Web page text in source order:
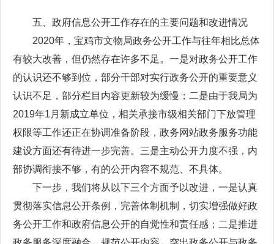
五、政府信息公开工作存在的主要问题和改进情况
2020年，宝鸡市文物局政务公开工作与往年相比总体
有较大改善，但仍然存在许多不足。一是对政务公开工作
的认识还不够到位，部分干部对实行政务公开的重要意义
认识不足，部分栏目内容更新较为缓慢；二是由于我局为
2019年1月新成立单位，相关承接市级相关部门下放管理
权限等工作还正在协调准备阶段，政务网站政务服务功能
建设方面还有待进一步完善。三是主动公开力度不强，内
部协调衔接不够，有的公开内容不规范、不具体。
下一步，我们将从以下三个方面予以改进，一是认真
贯彻落实信息公开条例，完善体制机制，切实增强做好政
务公开工作和政府信息公开的自觉性和责任感；二是推进